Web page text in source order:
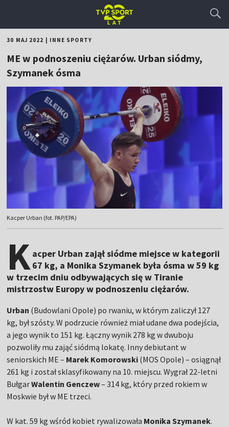
30 MAJ 2022 INNE SPORTY
ME w podnoszeniu ciężarów. Urban siódmy,
Szymanek ósma
Kacper Urban (fot. PAP/EPA)
Kacper Urban zajął siódme miejsce w kategorii
67 kg, a Monika Szymanek była ósma w 59 kg
w trzecim dniu odbywających się w Tiranie
mistrzostw Europy w podnoszeniu ciężarów.
Urban (Budowlani Opole) po rwaniu, w którym zaliczył 127
kg, był szósty. W podrzucie również miał udane dwa podejścia,
a jego wynik to 151 kg. Łączny wynik 278 kg w dwuboju
pozwoliły mu zająć siódmą lokatę. Inny debiutant w
seniorskich ME – Marek Komorowski (MOS Opole) – osiągnął
261 kg i został sklasyfikowany na 10. miejscu. Wygrał 22-letni
BułgarWalentin Genczew– 314 kg, który przed rokiem w
Moskwie był w ME trzeci.
W kat. 59 kg wśród kobiet rywalizowała Monika Szymanek.